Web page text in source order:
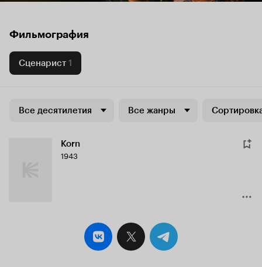
Фильмография
Сценарист 1
Все десятилетия Все жанры
Korn
1943